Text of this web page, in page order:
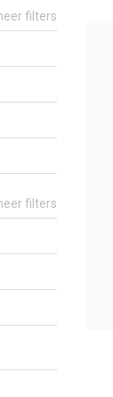
filters
filters